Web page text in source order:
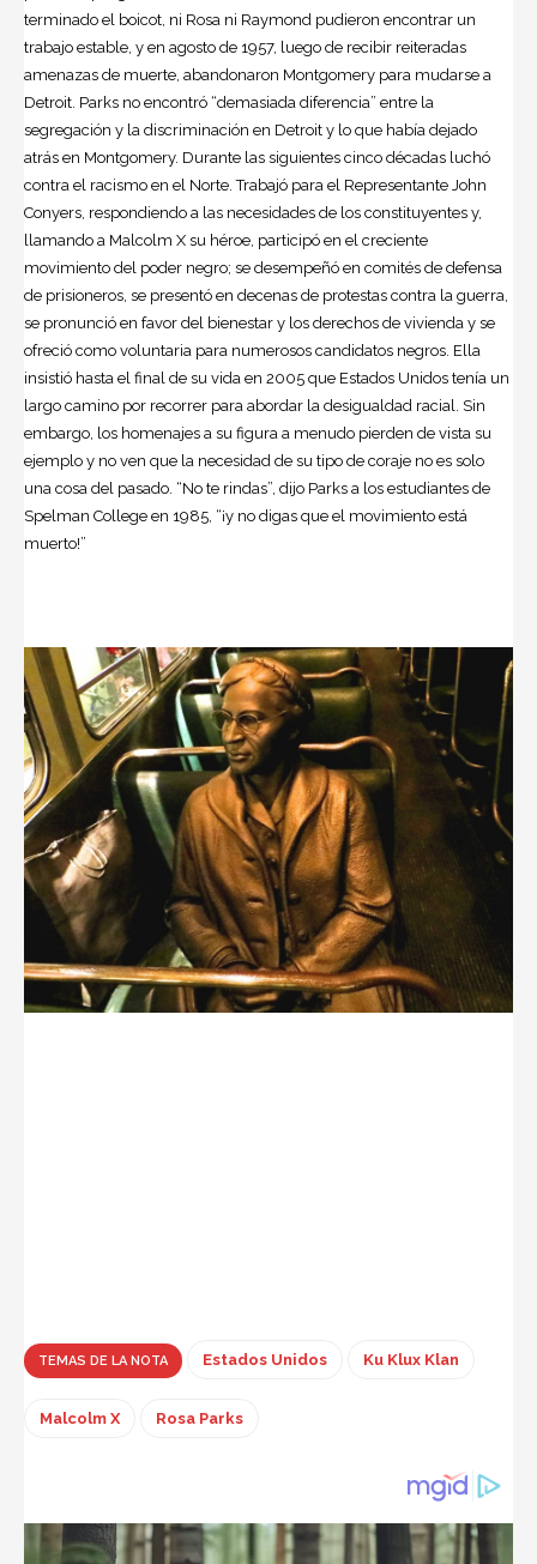
terminado el boicot, ni Rosa ni Raymond pudieron encontrar un
trabajo estable, y en agosto de 1957, luego de recibir reiteradas
amenazas de muerte, abandonaron Montgomery para mudarse a
Detroit. Parks no encontró “demasiada diferencia” entre la
segregación y la discriminación en Detroit y lo que había dejado
atrás en Montgomery. Durante las siguientes cinco décadas luchó
contra el racismo en el Norte. Trabajó para el Representante John
Conyers, respondiendo a las necesidades de los constituyentes y,
llamando a Malcolm X su héroe, participó en el creciente
movimiento del poder negro; se desempeñó en comités de defensa
de prisioneros, se presentó en decenas de protestas contra la guerra,
se pronunció en favor del bienestar y los derechos de vivienda y se
ofreció como voluntaria para numerosos candidatos negros. Ella
insistió hasta el final de su vida en 2005 que Estados Unidos tenía un
largo camino por recorrer para abordar la desigualdad racial. Sin
embargo, los homenajes a su figura a menudo pierden de vista su
ejemplo y no ven que la necesidad de su tipo de coraje no es solo
una cosa del pasado. “No te rindas”, dijo Parks a los estudiantes de
Spelman College en 1985, “¡y no digas que el movimiento está
muerto!”
TEMAS DE LA NOTA Estados Unidos Ku Klux Klan
Malcolm X Rosa Parks